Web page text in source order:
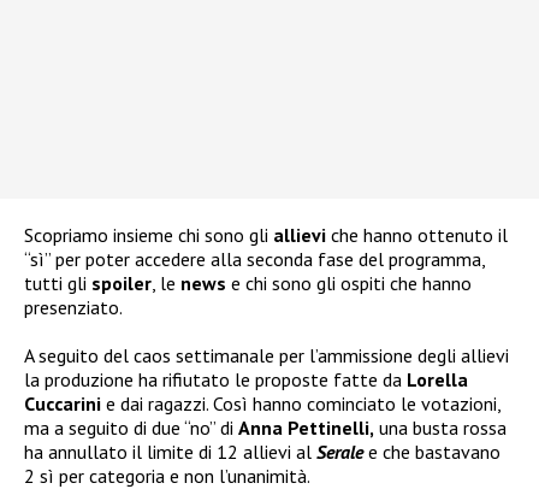
Scopriamo insieme chi sono gli allievi che hanno ottenuto il
“sì” per poter accedere alla seconda fase del programma,
tutti gli spoiler , le news e chi sono gli ospiti che hanno
presenziato.
A seguito del caos settimanale per l’ammissione degli allievi
la produzione ha rifiutato le proposte fatte da Lorella
Cuccarini e dai ragazzi. Così hanno cominciato le votazioni,
ma a seguito di due “no” di Anna Pettinelli, una busta rossa
ha annullato il limite di 12 allievi al Seralee che bastavano
2 sì per categoria e non l’unanimità.